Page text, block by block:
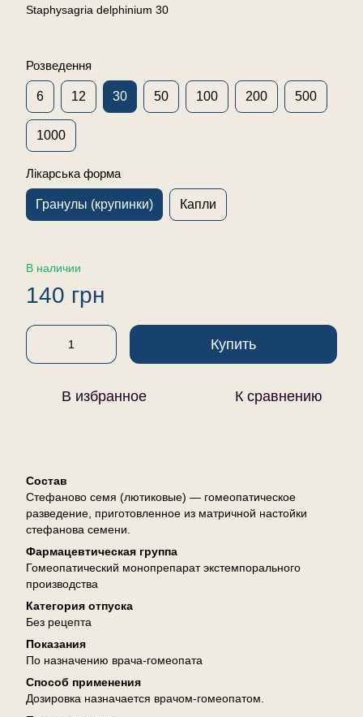
Staphysagria delphinium 30
Розведення
6 12 30 50 100 200 500
1000
Лікарська форма
Гранулы (крупинки) Капли
В наличии
140 грн
Купить
В избранное К сравнению
Состав
Стефаново семя (лютиковые) — гомеопатическое
разведение, приготовленное из матричной настойки
стефанова семени.
Фармацевтическая группа
Гомеопатический монопрепарат экстемпорального
производства
Категория отпуска
Без рецепта
Показания
По назначению врача-гомеопата
Способ применения
Дозировка назначается врачом-гомеопатом.